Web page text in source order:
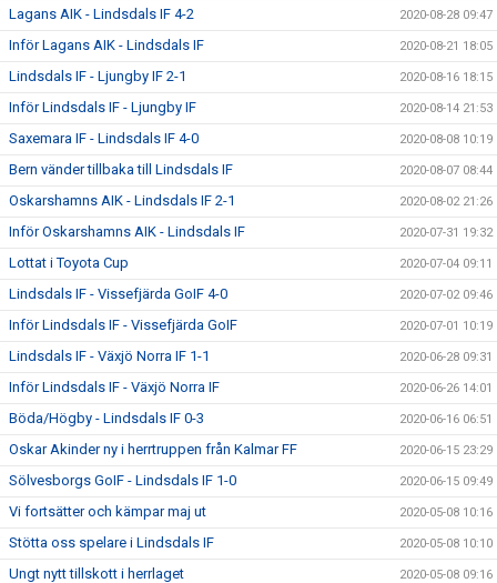
Lagans AIK - Lindsdals IF 4-2 2020-08-28 09:47
Inför Lagans AIK - Lindsdals IF 2020-08-21 18:05
Lindsdals IF - Ljungby IF 2-1 2020-08-16 18:15
Inför Lindsdals IF - Ljungby IF 2020-08-14 21:53
Saxemara IF - Lindsdals IF 4-0 2020-08-08 10:19
Bern vänder tillbaka till Lindsdals IF 2020-08-07 08:44
Oskarshamns AIK - Lindsdals IF 2-1 2020-08-02 21:26
Inför Oskarshamns AIK - Lindsdals IF 2020-07-31 19:32
Lottat i Toyota Cup 2020-07-04 09:11
Lindsdals IF - Vissefjärda GoIF 4-0 2020-07-02 09:46
Inför Lindsdals IF - Vissefjärda GoIF 2020-07-01 10:19
Lindsdals IF - Växjö Norra IF 1-1 2020-06-28 09:31
Inför Lindsdals IF - Växjö Norra IF 2020-06-26 14:01
Böda/Högby - Lindsdals IF 0-3 2020-06-16 06:51
Oskar Akinder ny i herrtruppen från Kalmar FF 2020-06-15 23:29
Sölvesborgs GoIF - Lindsdals IF 1-0 2020-06-15 09:49
Vi fortsätter och kämpar maj ut 2020-05-08 10:16
Stötta oss spelare i Lindsdals IF 2020-05-08 10:10
Ungt nytt tillskott i herrlaget 2020-05-08 09:16